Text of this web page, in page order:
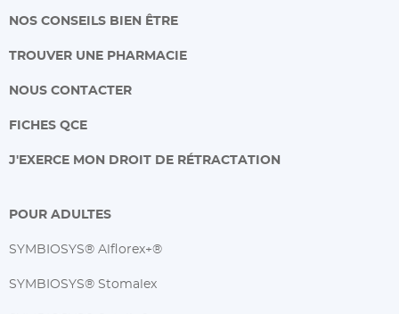
NOS CONSEILS BIEN ÊTRE
TROUVER UNE PHARMACIE
NOUS CONTACTER
FICHES QCE
J'EXERCE MON DROIT DE RÉTRACTATION
POUR ADULTES
SYMBIOSYS® Alflorex+®
SYMBIOSYS® Stomalex